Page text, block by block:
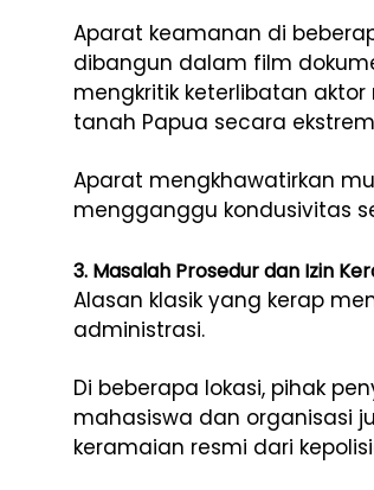
Aparat keamanan di
dibangun dalam film
mengkritik keterlibatan
tanah Papua secara
Aparat mengkhawatirkan
mengganggu kondusivitas
3. Masalah Prosedur dan Izin
Alasan klasik yang kerap
administrasi.
Di beberapa lokasi, pihak
mahasiswa dan organisasi
keramaian resmi dari